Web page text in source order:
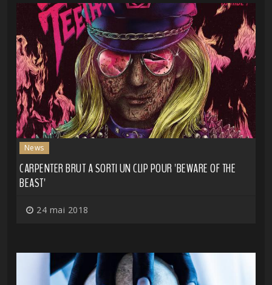
News
CARPENTER BRUT A SORTI UN CLIP POUR 'BEWARE OF THE
BEAST'
24 mai 2018